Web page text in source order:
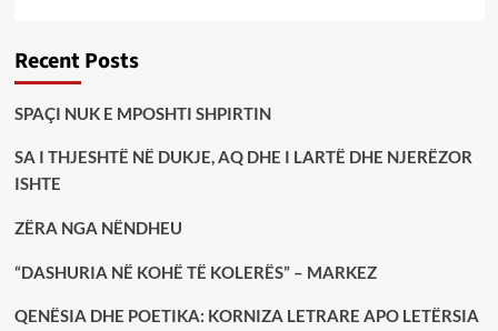
Recent Posts
SPAÇI NUK E MPOSHTI SHPIRTIN
SA I THJESHTË NË DUKJE, AQ DHE I LARTË DHE NJERËZOR
ISHTE
ZËRA NGA NËNDHEU
“DASHURIA NË KOHË TË KOLERËS” – MARKEZ
QENËSIA DHE POETIKA: KORNIZA LETRARE APO LETËRSIA